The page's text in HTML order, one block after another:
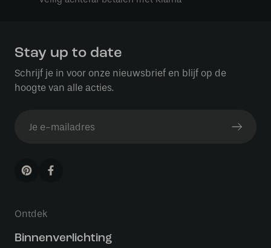
Stay up to date
Schrijf je in voor onze nieuwsbrief en blijf op de
hoogte van alle acties.
Ontdek
Binnenverlichting